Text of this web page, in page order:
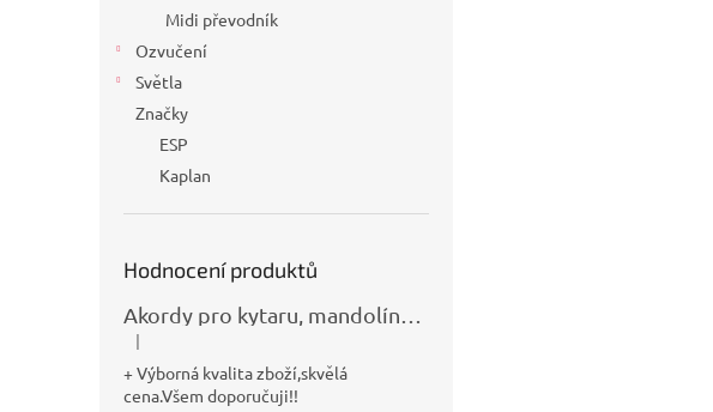
Midi převodník
Ozvučení
Světla
Značky
ESP
Kaplan
Hodnocení produktů
Hodnocení produktu je 5 z 5 hvězdiček.
|
+ Výborná kvalita zboží,skvělá
cena.Všem doporučuji!!